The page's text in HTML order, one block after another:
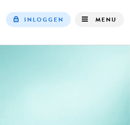
INLOGGEN MENU